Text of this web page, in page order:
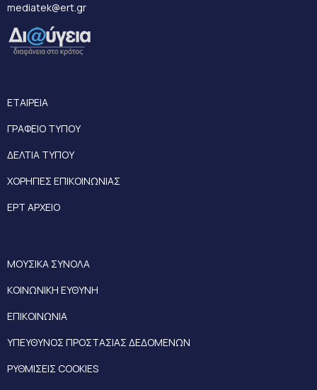
mediatek@ert.gr
ΕΤΑΙΡΕΙΑ
ΓΡΑΦΕΙΟ ΤΥΠΟΥ
ΔΕΛΤΙΑ ΤΥΠΟΥ
ΧΟΡΗΓΙΕΣ ΕΠΙΚΟΙΝΩΝΙΑΣ
ΕΡΤ ΑΡΧΕΙΟ
ΜΟΥΣΙΚΑ ΣΥΝΟΛΑ
ΚΟΙΝΩΝΙΚΗ ΕΥΘΥΝΗ
ΕΠΙΚΟΙΝΩΝΙΑ
ΥΠΕΥΘΥΝΟΣ ΠΡΟΣΤΑΣΙΑΣ ΔΕΔΟΜΕΝΩΝ
ΡΥΘΜΙΣΕΙΣ COOKIES